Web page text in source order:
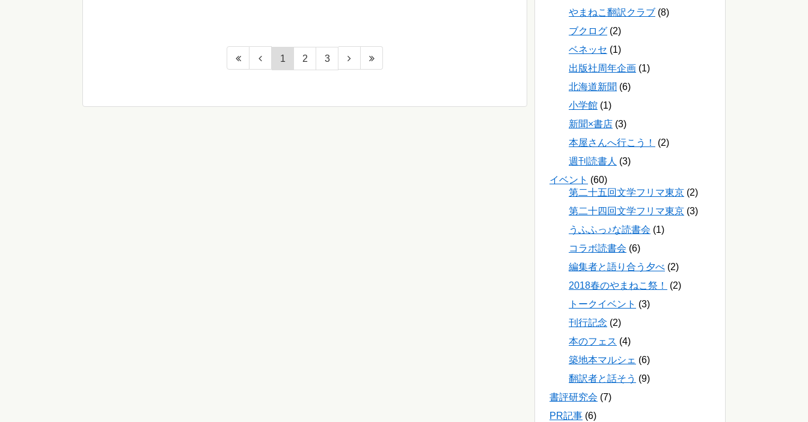
1 2 3
やまねこ翻訳クラブ (8)
ブクログ (2)
ベネッセ (1)
出版社周年企画 (1)
北海道新聞 (6)
小学館 (1)
新聞×書店 (3)
本屋さんへ行こう！
(2)
週刊読書人 (3)
イベント (60)
第二十五回文学フリマ東京 (2)
第二十四回文学フリマ東京 (3)
うふふっ♪な読書会 (1)
コラボ読書会 (6)
編集者と語り合う夕べ (2)
2018春のやまねこ祭！
(2)
トークイベント (3)
刊行記念 (2)
本のフェス (4)
築地本マルシェ (6)
翻訳者と話そう (9)
書評研究会 (7)
PR記事 (6)